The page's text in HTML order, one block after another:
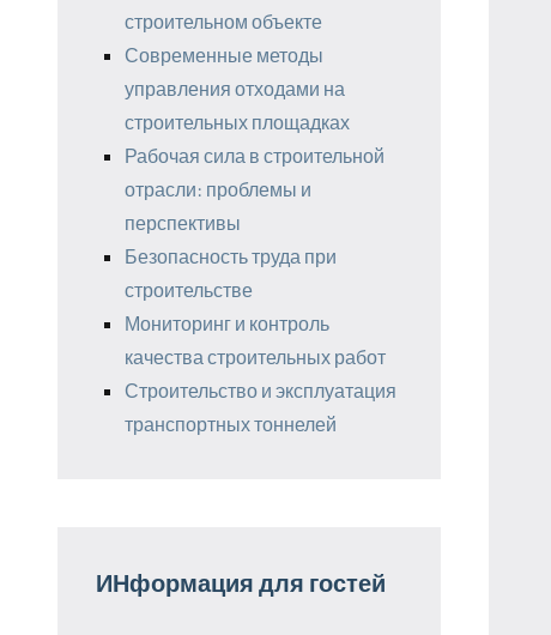
строительном объекте
Современные методы
управления отходами на
строительных площадках
Рабочая сила в строительной
отрасли: проблемы и
перспективы
Безопасность труда при
строительстве
Мониторинг и контроль
качества строительных работ
Строительство и эксплуатация
транспортных тоннелей
ИНформация для гостей